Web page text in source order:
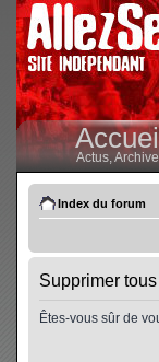
Actus,
Index du forum
Supprimer
Êtes-vous sûr de